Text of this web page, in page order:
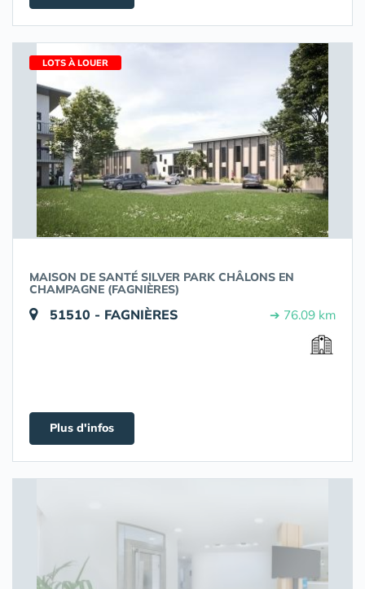
LOTS À LOUER
MAISON DE SANTÉ SILVER PARK CHÂLONS EN
CHAMPAGNE (FAGNIÈRES)
51510 - FAGNIÈRES ➔ 76.09 km
Plus d'infos